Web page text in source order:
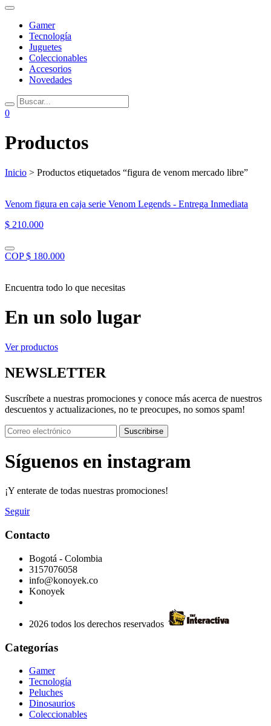
Gamer
Tecnología
Juguetes
Coleccionables
Accesorios
Novedades
0
Productos
Inicio > Productos etiquetados “figura de venom mercado libre”
Venom figura en caja serie Venom Legends - Entrega Inmediata
$ 210.000
COP $ 180.000
Encuentra todo lo que necesitas
En un solo lugar
Ver productos
NEWSLETTER
Suscríbete a nuestras promociones y conoce más acerca de nuestros
descuentos y actualizaciones, no te preocupes, no somos spam!
Suscribirse
Síguenos en instagram
¡Y enterate de todas nuestras promociones!
Seguir
Contacto
Bogotá - Colombia
3157076058
info@konoyek.co
Konoyek
2026 todos los derechos reservados
Categorías
Gamer
Tecnología
Peluches
Dinosaurios
Coleccionables